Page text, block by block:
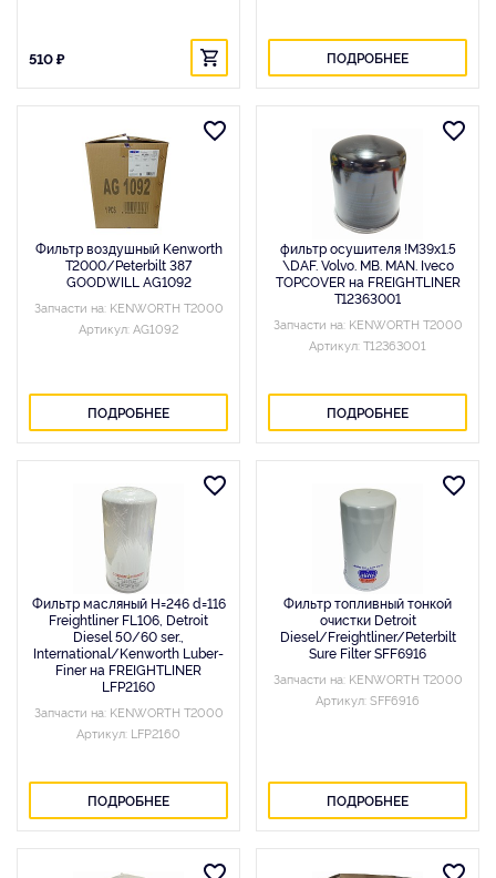
510 ₽ ПОДРОБНЕЕ
Фильтр воздушный Kenworth
T2000/Peterbilt 387
GOODWILL AG1092
Запчасти на: KENWORTH T2000
Артикул: AG1092
ПОДРОБНЕЕ
фильтр осушителя !M39x1.5
\DAF. Volvo. MB. MAN. Iveco
TOPCOVER на FREIGHTLINER
T12363001
Запчасти на: KENWORTH T2000
Артикул: T12363001
ПОДРОБНЕЕ
Фильтр масляный H=246 d=116
Freightliner FL106, Detroit
Diesel 50/60 ser.,
International/Kenworth Luber-
Finer на FREIGHTLINER
LFP2160
Запчасти на: KENWORTH T2000
Артикул: LFP2160
ПОДРОБНЕЕ
Фильтр топливный тонкой
очистки Detroit
Diesel/Freightliner/Peterbilt
Sure Filter SFF6916
Запчасти на: KENWORTH T2000
Артикул: SFF6916
ПОДРОБНЕЕ